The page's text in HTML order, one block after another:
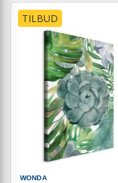
TILBUD
WONDA